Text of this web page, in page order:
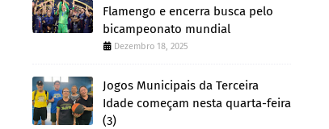
Flamengo e encerra busca pelo
bicampeonato mundial
Dezembro 18, 2025
Jogos Municipais da Terceira
Idade começam nesta quarta-feira
(3)